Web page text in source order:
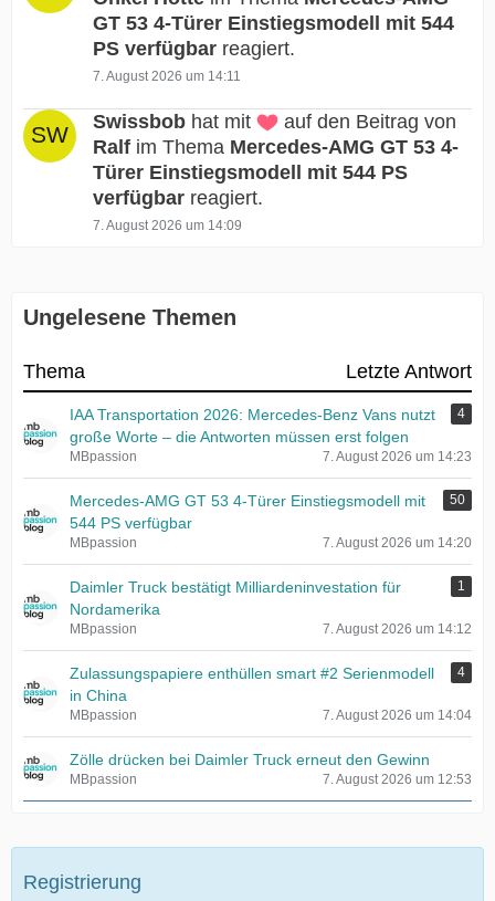
GT 53 4-Türer Einstiegsmodell mit 544
PS verfügbar reagiert.
7. August 2026 um 14:11
Swissbob hat mit
auf den Beitrag von
Ralf im Thema Mercedes-AMG GT 53 4-
Türer Einstiegsmodell mit 544 PS
verfügbar reagiert.
7. August 2026 um 14:09
Ungelesene Themen
Thema Letzte Antwort
IAA Transportation 2026: Mercedes-Benz Vans nutzt
große Worte – die Antworten müssen erst folgen
4
MBpassion 7. August 2026 um 14:23
Mercedes-AMG GT 53 4-Türer Einstiegsmodell mit
544 PS verfügbar
50
MBpassion 7. August 2026 um 14:20
Daimler Truck bestätigt Milliardeninvestation für
Nordamerika
1
MBpassion 7. August 2026 um 14:12
Zulassungspapiere enthüllen smart #2 Serienmodell
in China
4
MBpassion 7. August 2026 um 14:04
Zölle drücken bei Daimler Truck erneut den Gewinn
MBpassion 7. August 2026 um 12:53
Registrierung